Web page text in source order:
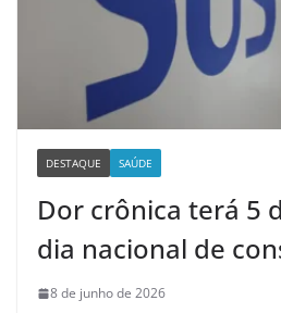
DESTAQUE SAÚDE
Dor crônica terá 5
dia nacional de
8 de junho de 2026